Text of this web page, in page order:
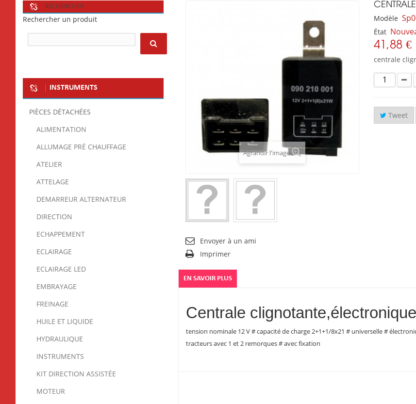
RECHERCHER
Rechercher un produit
INSTRUMENTS
PIÈCES DÉTACHÉES
ALIMENTATION
ALLUMAGE PRÉ CHAUFFAGE
ATELIER
ATTELAGE
DEMARREUR ALTERNATEUR
DIRECTION
ECHAPPEMENT
ECLAIRAGE
ECLAIRAGE LED
EMBRAYAGE
FREINAGE
HUILE ET LIQUIDE
HYDRAULIQUE
INSTRUMENTS
KIT DIRECTION ASSISTÉE
MOTEUR
Agrandir l'image
Envoyer à un ami
Imprimer
Modèle
État
41,88 €
centrale
Tweet
EN SAVOIR PLUS
Centrale clignotante,électronique
tension nominale 12 V # capacité de charge 2+1+1/8x21 # universelle #
tracteurs avec 1 et 2 remorques # avec fixation